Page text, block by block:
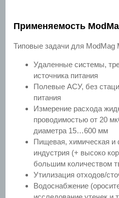
Применяемость
Типовые задачи для ModMag
Удаленные системы,
источника питания
Полевые АСУ, без
питания
Измерение расхода
проводимостью от 20
диаметра 15…600 мм
Пищевая, химическая и
индустрия (+ высоко
большим количеством
Утилизация отходов/
Водоснабжение